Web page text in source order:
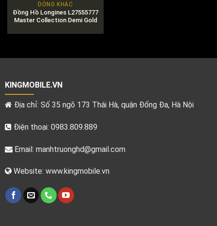
DÒNG KHÁC
Đồng Hồ Longines L27555777
Master Collection Demi Gold
KINGMOBILE.VN
Địa chỉ: Số 35 ngõ 173 Thái Hà, quận Đống Đa, Hà Nội
Điện thoại: 0983.809.889
Email: manhtruonghd@gmail.com
Website: www.kingmobile.vn